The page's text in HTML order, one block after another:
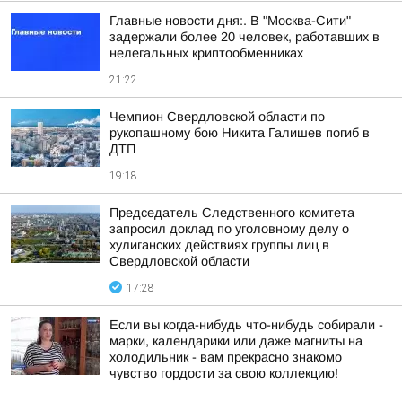
Главные новости дня:. В "Москва-Сити"
задержали более 20 человек, работавших в
нелегальных криптообменниках
21:22
Чемпион Свердловской области по
рукопашному бою Никита Галишев погиб в
ДТП
19:18
Председатель Следственного комитета
запросил доклад по уголовному делу о
хулиганских действиях группы лиц в
Свердловской области
17:28
Если вы когда-нибудь что-нибудь собирали -
марки, календарики или даже магниты на
холодильник - вам прекрасно знакомо
чувство гордости за свою коллекцию!